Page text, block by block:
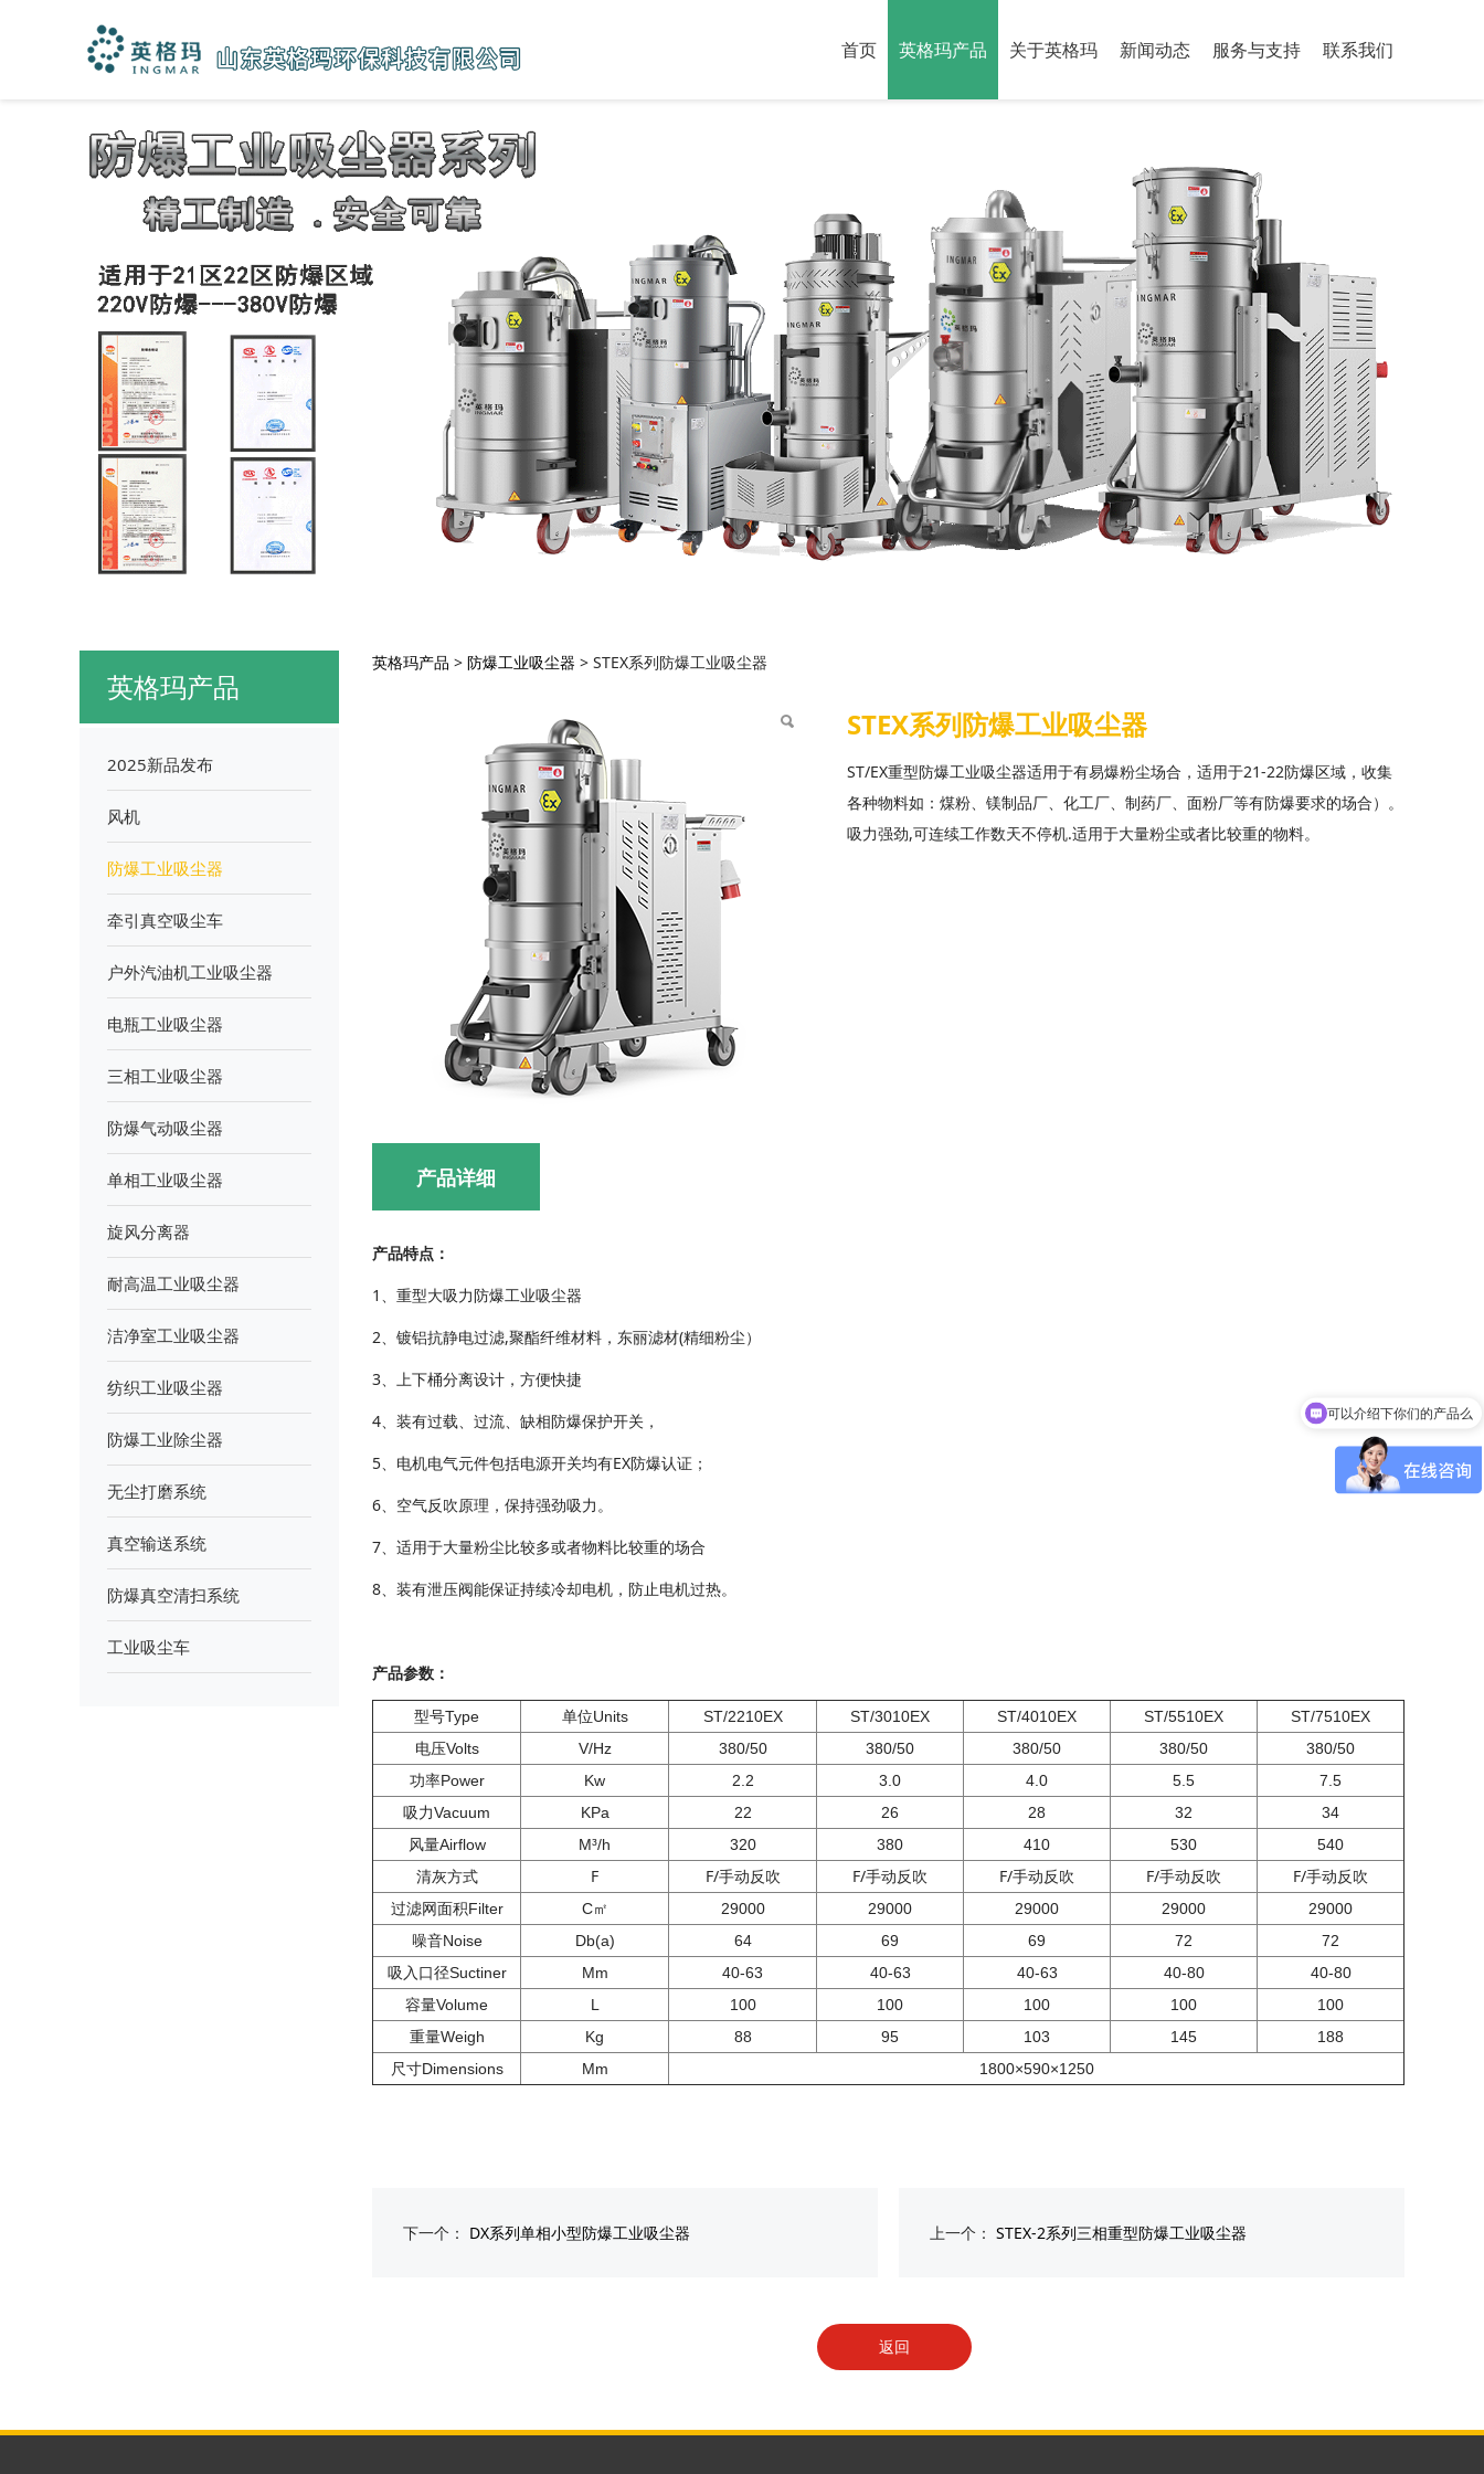
首页 英格玛产品 关于英格玛 新闻动态 服务与支持 联系我们
英格玛产品
2025新品发布
风机
防爆工业吸尘器
牵引真空吸尘车
户外汽油机工业吸尘器
电瓶工业吸尘器
三相工业吸尘器
防爆气动吸尘器
单相工业吸尘器
旋风分离器
耐高温工业吸尘器
洁净室工业吸尘器
纺织工业吸尘器
防爆工业除尘器
无尘打磨系统
真空输送系统
防爆真空清扫系统
工业吸尘车
STEX系列防爆工业吸尘器
英格玛产品 > 防爆工业吸尘器 > STEX系列防爆工业吸尘器
STEX系列防爆工业吸尘器
ST/EX重型防爆工业吸尘器适用于有易爆粉尘场合，适用于21-22防爆区域，收集
各种物料如：煤粉、镁制品厂、化工厂、制药厂、面粉厂等有防爆要求的场合）。
吸力强劲,可连续工作数天不停机.适用于大量粉尘或者比较重的物料。
产品详细
产品特点：
1、重型大吸力防爆工业吸尘器
2、镀铝抗静电过滤,聚酯纤维材料，东丽滤材(精细粉尘）
3、上下桶分离设计，方便快捷
4、装有过载、过流、缺相防爆保护开关，
5、电机电气元件包括电源开关均有EX防爆认证；
6、空气反吹原理，保持强劲吸力。
7、适用于大量粉尘比较多或者物料比较重的场合
8、装有泄压阀能保证持续冷却电机，防止电机过热。
产品参数：
型号Type 单位Units ST/2210EX ST/3010EX ST/4010EX ST/5510EX
ST/7510EX
电压Volts
V/Hz 380/50 380/50 380/50 380/50
380/50
功率Power
Kw 2.2 3.0 4.0 5.5
7.5
吸力Vacuum
KPa 22 26 28 32
34
风量Airflow
M³/h 320 380 410 530 540
清灰方式 F F/手动反吹 F/手动反吹 F/手动反吹 F/手动反吹 F/手动反吹
过滤网面积Filter C㎡ 29000 29000 29000 29000
29000
噪音Noise
Db(a) 64 69 69 72
72
吸入口径Suctiner
Mm 40-63 40-63 40-63 40-80
40-80
容量Volume
L 100 100 100 100
100
重量Weigh
Kg 88 95 103 145
188
尺寸Dimensions
Mm 1800×590×1250
上一个： STEX-2系列三相重型防爆工业吸尘器
下一个： DX系列单相小型防爆工业吸尘器
返回
可以介绍下你们的产品么